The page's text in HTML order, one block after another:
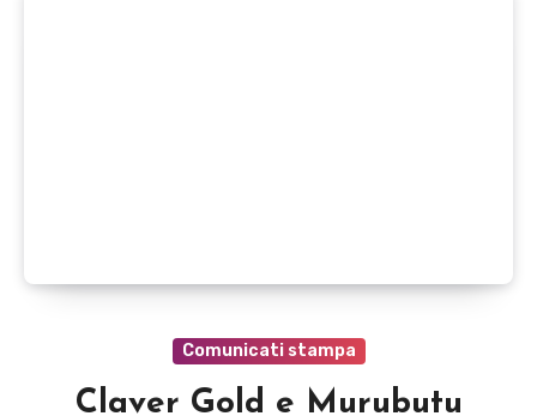
Comunicati stampa
Claver Gold e Murubutu